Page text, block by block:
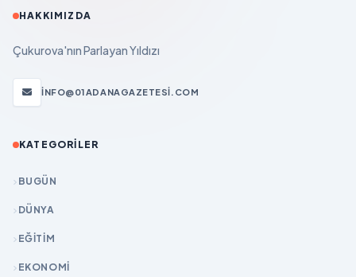
HAKKIMIZDA
Çukurova'nın Parlayan Yıldızı
INFO@01ADANAGAZETESI.COM
KATEGORILER
BUGÜN
DÜNYA
EĞİTİM
EKONOMİ